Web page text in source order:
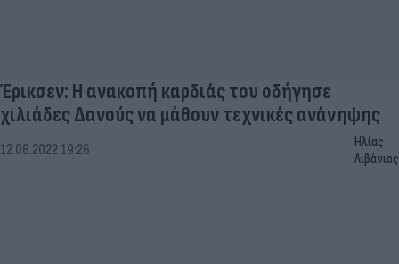
Έρικσεν: Η ανακοπή καρδιάς του οδήγησε
χιλιάδες Δανούς να μάθουν τεχνικές ανάνηψης
12.06.2022 19:26
Ηλίας
Λιβάνιος